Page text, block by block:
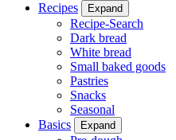
Recipes
Expand
Recipe-Search
Dark bread
White bread
Small baked goods
Pastries
Snacks
Seasonal
Basics
Expand